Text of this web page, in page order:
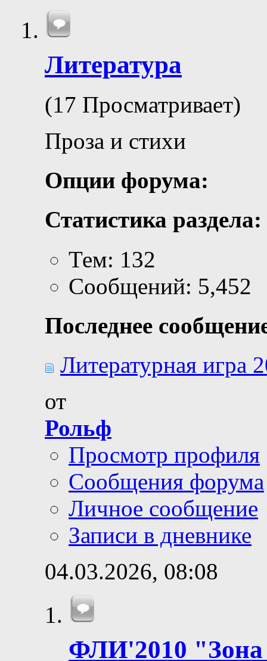
Литература
(17 Просматривает)
Проза и стихи
Опции форума:
Статистика раздела:
Тем: 132
Сообщений: 5,452
Последнее
Литературная игра
от
Рольф
Просмотр профиля
Сообщения форума
Личное сообщение
Записи в дневнике
04.03.2026, 08:08
ФЛИ'2010